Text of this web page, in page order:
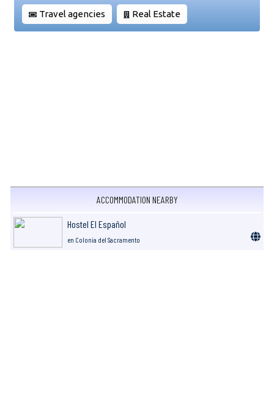
Travel agencies Real Estate
ACCOMMODATION NEARBY
Hostel El Español
en Colonia del Sacramento